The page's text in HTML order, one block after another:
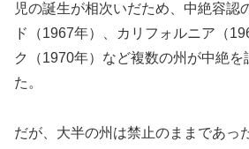
児の誕生が相次いだため、中絶容認
ド（1967年）、カリフォルニア（
ク（1970年）など複数の州が中絶を
た。
だが、大半の州は禁止のままであっ